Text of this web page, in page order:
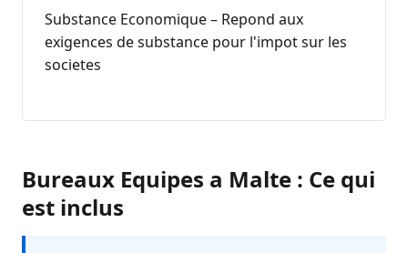
Substance Economique – Repond aux
exigences de substance pour l'impot sur les
societes
Bureaux Equipes a Malte : Ce qui
est inclus